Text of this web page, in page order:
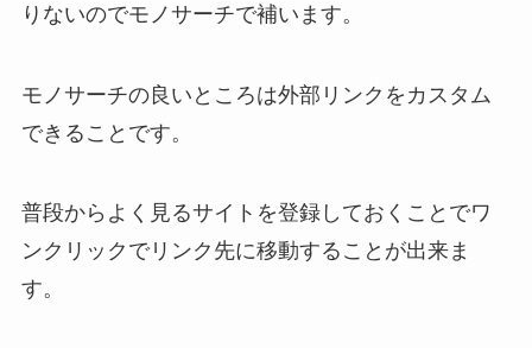
りないのでモノサーチで補います。
モノサーチの良いところは外部リンクをカスタム
できることです。
普段からよく見るサイトを登録しておくことでワ
ンクリックでリンク先に移動することが出来ま
す。